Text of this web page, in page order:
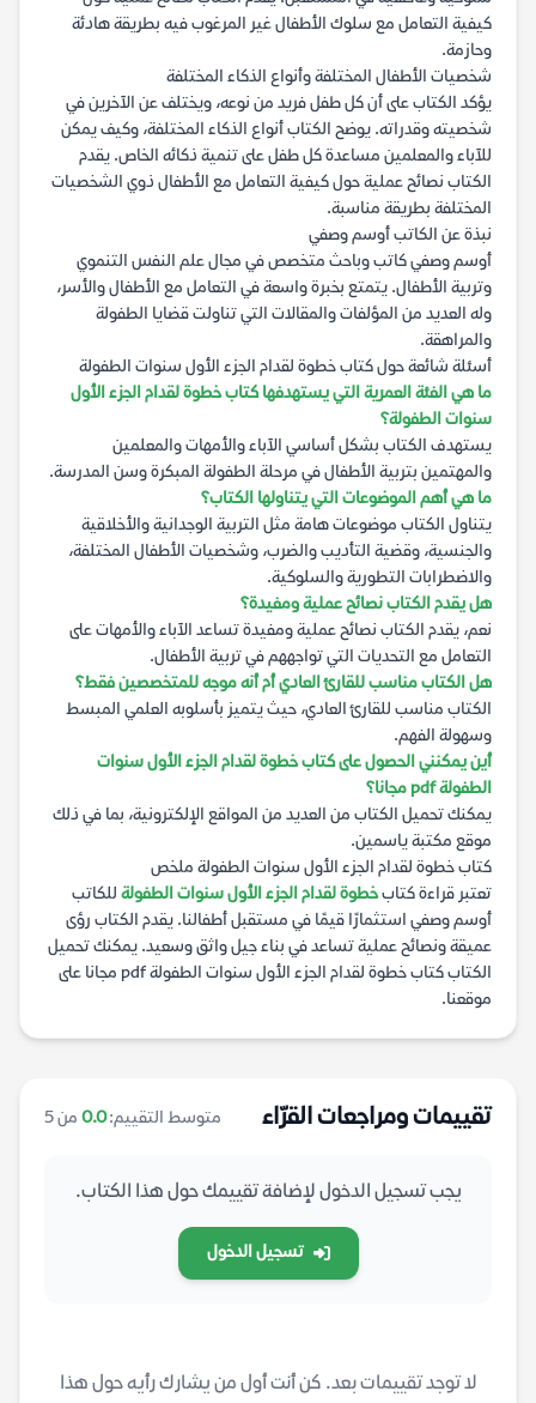
كيفية التعامل مع سلوك الأطفال غير المرغوب فيه بطريقة هادئة
وحازمة.
شخصيات الأطفال المختلفة وأنواع الذكاء المختلفة
يؤكد الكتاب على أن كل طفل فريد من نوعه، ويختلف عن الآخرين في
شخصيته وقدراته. يوضح الكتاب أنواع الذكاء المختلفة، وكيف يمكن
للآباء والمعلمين مساعدة كل طفل على تنمية ذكائه الخاص. يقدم
الكتاب نصائح عملية حول كيفية التعامل مع الأطفال ذوي الشخصيات
المختلفة بطريقة مناسبة.
نبذة عن الكاتب أوسم وصفي
أوسم وصفي كاتب وباحث متخصص في مجال علم النفس التنموي
وتربية الأطفال. يتمتع بخبرة واسعة في التعامل مع الأطفال والأسر،
وله العديد من المؤلفات والمقالات التي تناولت قضايا الطفولة
والمراهقة.
أسئلة شائعة حول كتاب خطوة لقدام الجزء الأول سنوات الطفولة
ما هي الفئة العمرية التي يستهدفها كتاب خطوة لقدام الجزء الأول
سنوات الطفولة؟
يستهدف الكتاب بشكل أساسي الآباء والأمهات والمعلمين
والمهتمين بتربية الأطفال في مرحلة الطفولة المبكرة وسن المدرسة.
ما هي أهم الموضوعات التي يتناولها الكتاب؟
يتناول الكتاب موضوعات هامة مثل التربية الوجدانية والأخلاقية
والجنسية، وقضية التأديب والضرب، وشخصيات الأطفال المختلفة،
والاضطرابات التطورية والسلوكية.
هل يقدم الكتاب نصائح عملية ومفيدة؟
نعم، يقدم الكتاب نصائح عملية ومفيدة تساعد الآباء والأمهات على
التعامل مع التحديات التي تواجههم في تربية الأطفال.
هل الكتاب مناسب للقارئ العادي أم أنه موجه للمتخصصين فقط؟
الكتاب مناسب للقارئ العادي، حيث يتميز بأسلوبه العلمي المبسط
وسهولة الفهم.
أين يمكنني الحصول على كتاب خطوة لقدام الجزء الأول سنوات
الطفولة pdf مجانا؟
يمكنك تحميل الكتاب من العديد من المواقع الإلكترونية، بما في ذلك
موقع مكتبة ياسمين.
كتاب خطوة لقدام الجزء الأول سنوات الطفولة ملخص
تعتبر قراءة كتابخطوة لقدام الجزء الأول سنوات الطفولة للكاتب
أوسم وصفي استثمارًا قيمًا في مستقبل أطفالنا. يقدم الكتاب رؤى
عميقة ونصائح عملية تساعد في بناء جيل واثق وسعيد. يمكنك تحميل
الكتاب كتاب خطوة لقدام الجزء الأول سنوات الطفولة pdf مجانا على
موقعنا.
تقييمات ومراجعات القرّاء متوسط التقييم:0.0 من 5
يجب تسجيل الدخول لإضافة تقييمك حول هذا الكتاب.
تسجيل الدخول
لا توجد تقييمات بعد. كن أنت أول من يشارك رأيه حول هذا